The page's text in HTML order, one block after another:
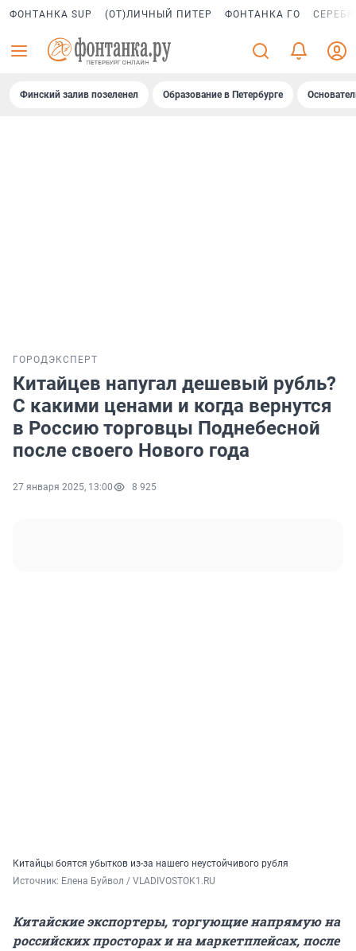
ФОНТАНКА SUP (ОТ)ЛИЧНЫЙ ПИТЕР ФОНТАНКА ГО
Финский залив позеленел Образование в Петербурге
ГОРОДЭКСПЕРТ
Китайцев напугал дешевый рубль?
С какими ценами и когда вернутся
в Россию торговцы Поднебесной
после своего Нового года
27 января 2025, 13:00 8 925
Китайцы боятся убытков из-за нашего неустойчивого рубля
Источник: Елена Буйвол / VLADIVOSTOK1.RU
Китайские экспортеры, торгующие напрямую на
российских просторах и на маркетплейсах, после